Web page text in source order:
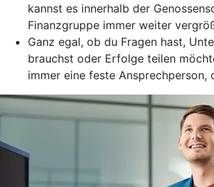
kannst es innerhalb der
Finanzgruppe immer weiter
Ganz egal, ob du Fragen hast,
brauchst oder Erfolge teilen
immer eine feste Ansprechperson,